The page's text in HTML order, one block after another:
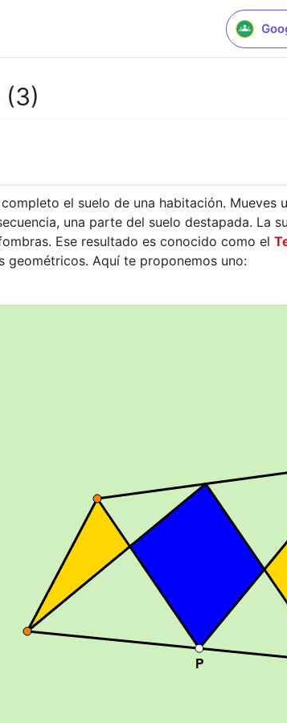
(3)
el suelo de una habitación. Mueves
una parte del suelo destapada. La
Ese resultado es conocido como el
geométricos. Aquí te proponemos uno: